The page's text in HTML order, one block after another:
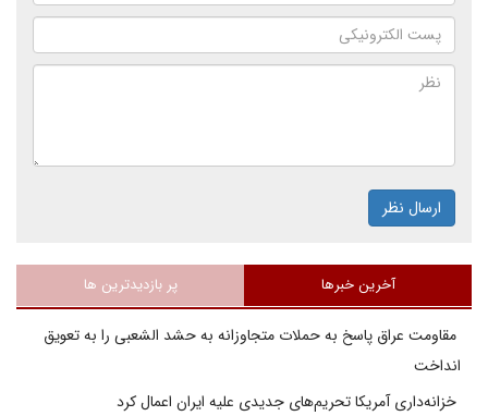
ارسال نظر
آخرین خبرها پر بازدیدترین ها
مقاومت عراق پاسخ به حملات متجاوزانه به حشد الشعبی را به تعویق
انداخت
خزانه‌داری آمریکا تحریم‌های جدیدی علیه ایران اعمال کرد